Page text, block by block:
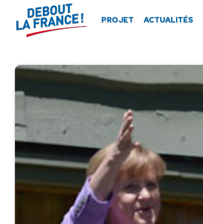
PROJET ACTUALITÉS
Panneau de gestion des cookies